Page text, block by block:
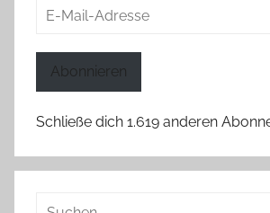
E-
Abonnieren
Schließe dich 1.619 anderen
Suchen